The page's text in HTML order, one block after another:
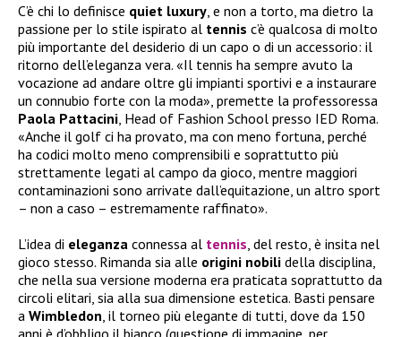
C’è chi lo definisce quiet luxury , e non a torto, ma dietro la
passione per lo stile ispirato al tennis c’è qualcosa di molto
più importante del desiderio di un capo o di un accessorio: il
ritorno dell’eleganza vera. «Il tennis ha sempre avuto la
vocazione ad andare oltre gli impianti sportivi e a instaurare
un connubio forte con la moda», premette la professoressa
Paola Pattacini , Head of Fashion School presso IED Roma.
«Anche il golf ci ha provato, ma con meno fortuna, perché
ha codici molto meno comprensibili e soprattutto più
strettamente legati al campo da gioco, mentre maggiori
contaminazioni sono arrivate dall’equitazione, un altro sport
– non a caso – estremamente raffinato».
L’idea di eleganza connessa al tennis , del resto, è insita nel
gioco stesso. Rimanda sia alle origini nobili della disciplina,
che nella sua versione moderna era praticata soprattutto da
circoli elitari, sia alla sua dimensione estetica. Basti pensare
a Wimbledon , il torneo più elegante di tutti, dove da 150
anni è d’obbligo il bianco (questione di immagine, per